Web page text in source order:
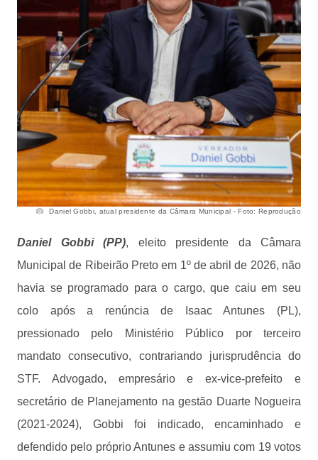
Daniel Gobbi, atual presidente da Câmara Municipal - Foto: Reprodução
Daniel Gobbi (PP), eleito presidente da Câmara
Municipal de Ribeirão Preto em 1º de abril de 2026, não
havia se programado para o cargo, que caiu em seu
colo após a renúncia de Isaac Antunes (PL),
pressionado pelo Ministério Público por terceiro
mandato consecutivo, contrariando jurisprudência do
STF. Advogado, empresário e ex-vice-prefeito e
secretário de Planejamento na gestão Duarte Nogueira
(2021-2024), Gobbi foi indicado, encaminhado e
defendido pelo próprio Antunes e assumiu com 19 votos